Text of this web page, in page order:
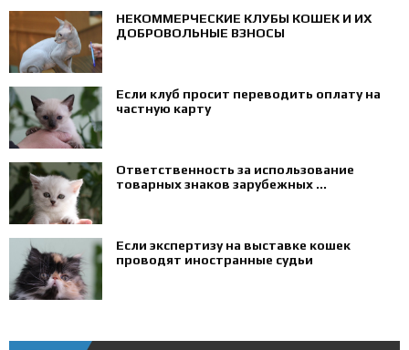
НЕКОММЕРЧЕСКИЕ КЛУБЫ КОШЕК И ИХ
ДОБРОВОЛЬНЫЕ ВЗНОСЫ
Если клуб просит переводить оплату на
частную карту
Ответственность за использование
товарных знаков зарубежных ...
Если экспертизу на выставке кошек
проводят иностранные судьи